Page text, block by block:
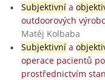
Subjektivnía
outdoorových
Matěj Kolbaba
Subjektivnía
operace pacientů
prostřednictvím